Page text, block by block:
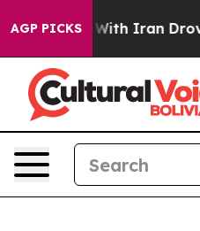
AGP PICKS
Iran Drove oil Prices